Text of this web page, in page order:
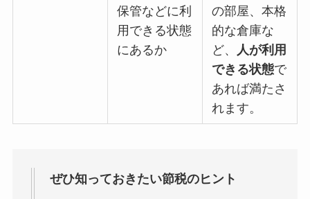
保管などに利
用できる状態
にあるか
の部屋、本格
的な倉庫な
ど、 人が利用
できる状態で
あれば満たさ
れます。
ぜひ知っておきたい節税のヒント